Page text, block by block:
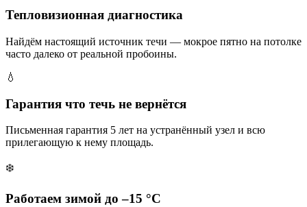
Тепловизионная диагностика
Найдём настоящий источник течи — мокрое пятно на потолке
часто далеко от реальной пробоины.
💧
Гарантия что течь не вернётся
Письменная гарантия 5 лет на устранённый узел и всю
прилегающую к нему площадь.
❄️
Работаем зимой до –15 °C